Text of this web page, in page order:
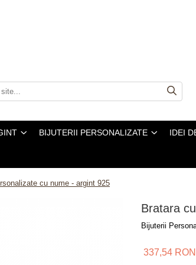
BIJUTERII PERSONALIZATE IDEI
cu nume - argint 925
Bratara
Bijuterii
337,54 RON